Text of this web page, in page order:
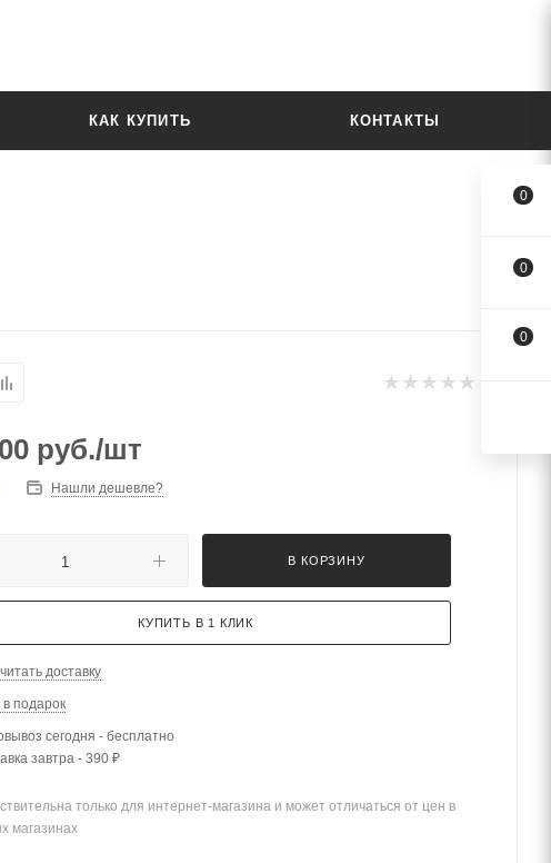
КАК КУПИТЬ КОНТАКТЫ
руб./шт
Нашли дешевле?
В КОРЗИНУ
КУПИТЬ В 1 КЛИК
доставку
в подарок
сегодня - бесплатно
завтра - 390 ₽
только для интернет-магазина и может отличаться от цен в
магазинах
0
0
0